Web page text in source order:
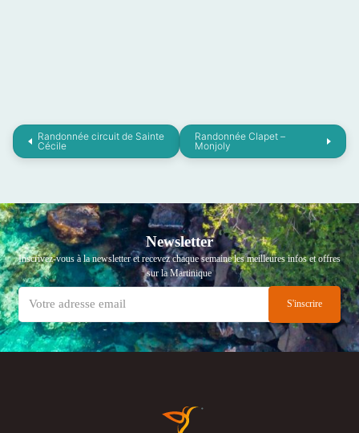
Randonnée circuit de Sainte
Cécile
Randonnée Clapet –
Monjoly
Newsletter
Inscrivez-vous à la newsletter et recevez chaque semaine les meilleures infos et offres
sur la Martinique